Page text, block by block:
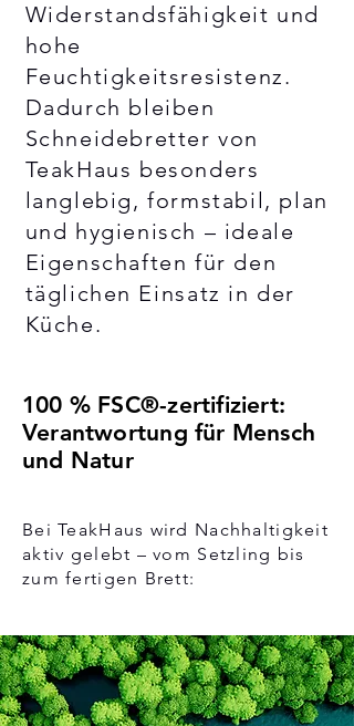
Widerstandsfähigkeit und
hohe
Feuchtigkeitsresistenz.
Dadurch bleiben
Schneidebretter von
TeakHaus besonders
langlebig, formstabil, plan
und hygienisch – ideale
Eigenschaften für den
täglichen Einsatz in der
Küche.
100 % FSC®-zertifiziert:
Verantwortung für Mensch
und Natur
Bei TeakHaus wird Nachhaltigkeit
aktiv gelebt – vom Setzling bis
zum fertigen Brett: